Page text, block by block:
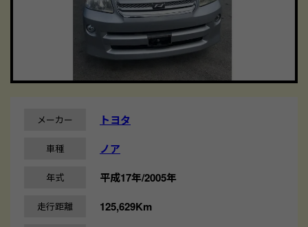
メーカー トヨタ
車種 ノア
年式 平成17年/2005年
走行距離 125,629Km